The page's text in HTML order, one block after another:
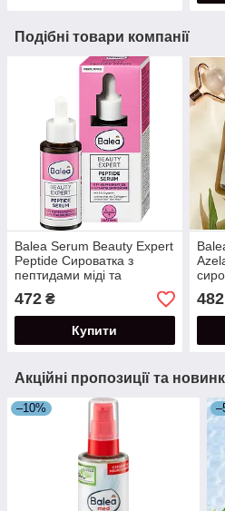
Подібні товари компанії
Balea Serum Beauty Expert
Peptide Сироватка з
пептидами міді та
гіалуроновою кислотою 30
мл
472 ₴
Купити
482
Акційні пропозиції та
–10%